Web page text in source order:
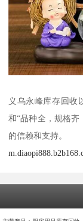
义乌永峰库存回收
和“品种全，规格齐
的信赖和支持。